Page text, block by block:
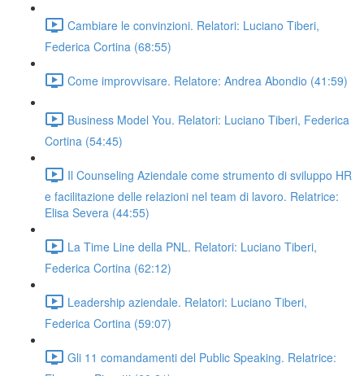
Cambiare le convinzioni. Relatori: Luciano Tiberi,
Federica Cortina (68:55)
Come improvvisare. Relatore: Andrea Abondio (41:59)
Business Model You. Relatori: Luciano Tiberi, Federica
Cortina (54:45)
Il Counseling Aziendale come strumento di sviluppo HR
e facilitazione delle relazioni nel team di lavoro. Relatrice:
Elisa Severa (44:55)
La Time Line della PNL. Relatori: Luciano Tiberi,
Federica Cortina (62:12)
Leadership aziendale. Relatori: Luciano Tiberi,
Federica Cortina (59:07)
Gli 11 comandamenti del Public Speaking. Relatrice: